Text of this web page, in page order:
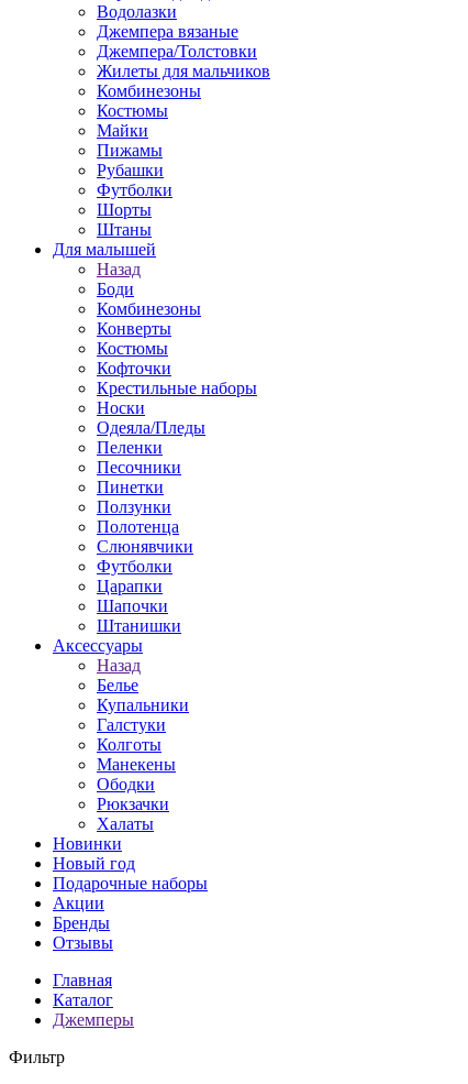
Водолазки
Джемпера вязаные
Джемпера/Толстовки
Жилеты для мальчиков
Комбинезоны
Костюмы
Майки
Пижамы
Рубашки
Футболки
Шорты
Штаны
Для малышей
Назад
Боди
Комбинезоны
Конверты
Костюмы
Кофточки
Крестильные наборы
Носки
Одеяла/Пледы
Пеленки
Песочники
Пинетки
Ползунки
Полотенца
Слюнявчики
Футболки
Царапки
Шапочки
Штанишки
Аксессуары
Назад
Белье
Купальники
Галстуки
Колготы
Манекены
Ободки
Рюкзачки
Халаты
Новинки
Новый год
Подарочные наборы
Акции
Бренды
Отзывы
Главная
Каталог
Джемперы
Фильтр